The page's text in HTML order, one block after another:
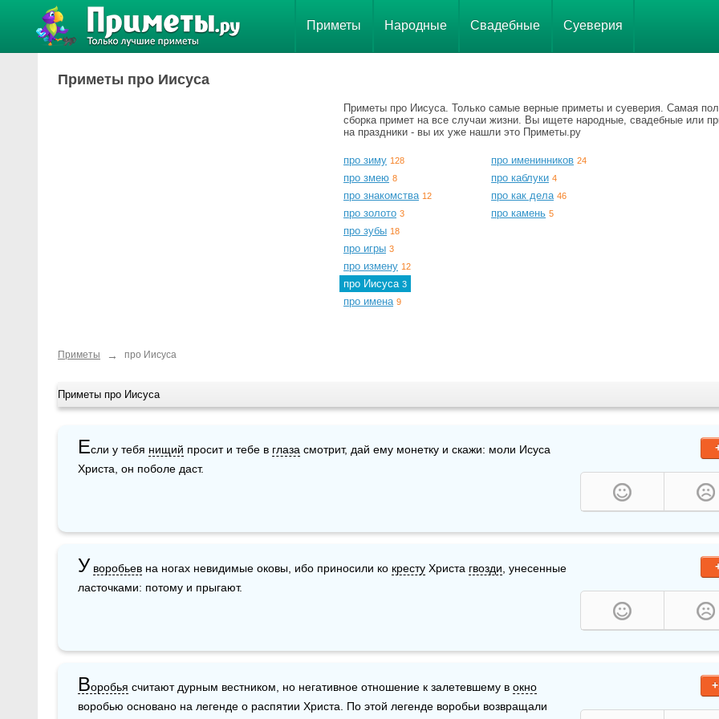
Приметы Народные Свадебные Суеверия
Приметы про Иисуса
Приметы про Иисуса. Только самые верные приметы и суеверия. Самая
сборка примет на все случаи жизни. Вы ищете народные, свадебные или
на праздники - вы их уже нашли это Приметы.ру
про зиму 128
про змею 8
про знакомства 12
про золото 3
про зубы 18
про игры 3
про измену 12
про Иисуса 3
про имена 9
про именинников 24
про каблуки 4
про как дела 46
про камень 5
Приметы → про Иисуса
Приметы про Иисуса
Если у тебя нищий просит и тебе в глаза смотрит, дай ему монетку и скажи: моли Исуса
Христа, он поболе даст.
У воробьев на ногах невидимые оковы, ибо приносили ко кресту Христа гвозди , унесенные
ласточками: потому и прыгают.
Воробья считают дурным вестником, но негативное отношение к залетевшему в окно
воробью основано на легенде о распятии Христа. По этой легенде воробьи возвращали